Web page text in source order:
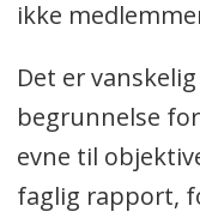
ikke
Det er
begrunnelse
evne til
faglig rapport,